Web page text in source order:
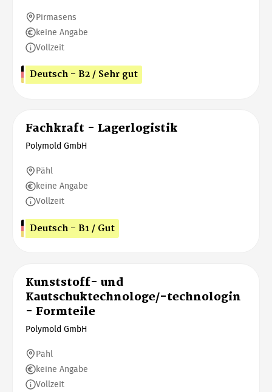
Pirmasens
keine Angabe
Vollzeit
Deutsch - B2 / Sehr gut
Fachkraft - Lagerlogistik
Polymold GmbH
Pähl
keine Angabe
Vollzeit
Deutsch - B1 / Gut
Kunststoff- und
Kautschuktechnologe/-technologin
- Formteile
Polymold GmbH
Pähl
keine Angabe
Vollzeit